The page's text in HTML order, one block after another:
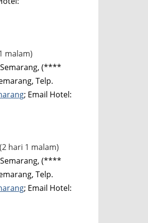
malam)
(****
Telp.
; Email Hotel:
(2 hari 1 malam)
(****
Telp.
; Email Hotel: